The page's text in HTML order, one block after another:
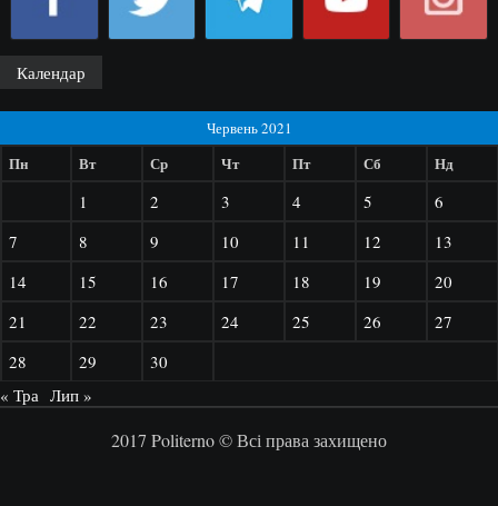
Календар
Червень 2021
Пн Вт Ср Чт Пт Сб Нд
1 2 3 4 5
6
7
8 9 10 11 12
13
14
15 16 17 18 19
20
21
22 23 24 25 26
27
28
29
30
« Тра Лип »
2017 Politerno © Всі права захищено